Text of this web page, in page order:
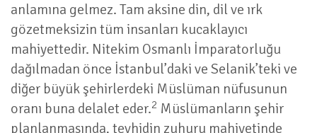
anlamına gelmez. Tam aksine din, dil ve ırk
gözetmeksizin tüm insanları kucaklayıcı
mahiyettedir. Nitekim Osmanlı İmparatorluğu
dağılmadan önce İstanbul’daki ve Selanik’teki ve
diğer büyük şehirlerdeki Müslüman nüfusunun
oranı buna delalet eder.2 Müslümanların şehir
planlanmasında, tevhidin zuhuru mahiyetinde